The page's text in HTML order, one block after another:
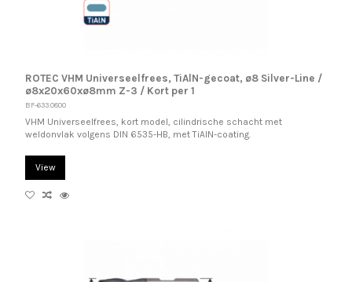
ROTEC VHM Universeelfrees, TiAlN-gecoat, ø8 Silver-Line /
ø8x20x60xø8mm Z-3 / Kort per 1
BF-633.0800
VHM Universeelfrees, kort model, cilindrische schacht met
weldonvlak volgens DIN 6535-HB, met TiAlN-coating.
View